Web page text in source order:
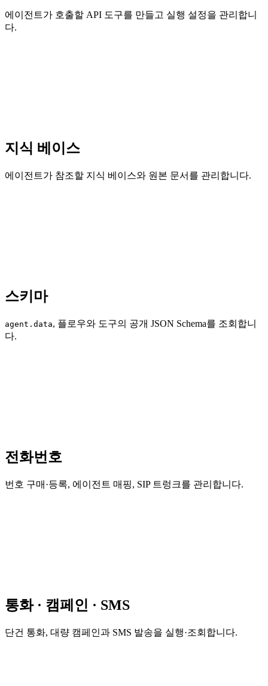
에이전트가 호출할 API 도구를 만들고 실행 설정을 관리합니
다.
지식 베이스
에이전트가 참조할 지식 베이스와 원본 문서를 관리합니다.
스키마
agent.data, 플로우와 도구의 공개 JSON Schema를 조회합니
다.
전화번호
번호 구매·등록, 에이전트 매핑, SIP 트렁크를 관리합니다.
통화 · 캠페인 · SMS
단건 통화, 대량 캠페인과 SMS 발송을 실행·조회합니다.